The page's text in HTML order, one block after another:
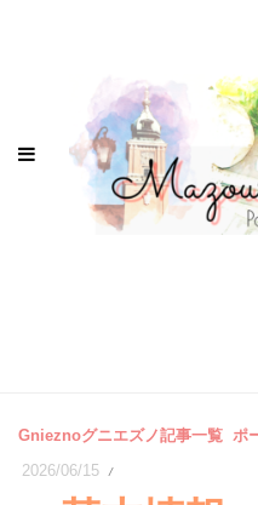
Gnieznoグニエズノ記事一覧 ポ
2026/06/15 /